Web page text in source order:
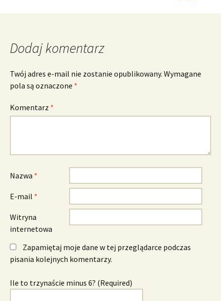
Dodaj komentarz
Twój adres e-mail nie zostanie opublikowany. Wymagane
pola są oznaczone *
Komentarz *
Nazwa *
E-mail *
Witryna
internetowa
Zapamiętaj moje dane w tej przeglądarce podczas
pisania kolejnych komentarzy.
Ile to trzynaście minus 6? (Required)